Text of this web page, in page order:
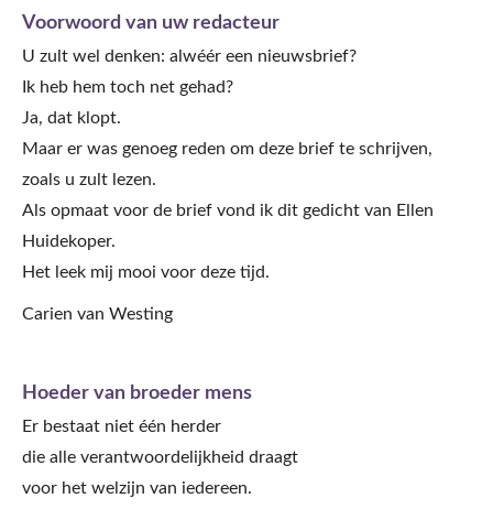
Voorwoord van uw redacteur
U zult wel denken: alwéér een nieuwsbrief?
Ik heb hem toch net gehad?
Ja, dat klopt.
Maar er was genoeg reden om deze brief te schrijven,
zoals u zult lezen.
Als opmaat voor de brief vond ik dit gedicht van Ellen
Huidekoper.
Het leek mij mooi voor deze tijd.
Carien van Westing
Hoeder van broeder mens
Er bestaat niet één herder
die alle verantwoordelijkheid draagt
voor het welzijn van iedereen.